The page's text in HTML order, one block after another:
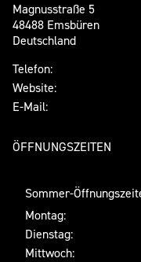
Magnusstraße 5
48488 Emsbüren
Deutschland
Telefon:
Website:
E-Mail:
ÖFFNUNGSZEITEN
Sommer-
Montag:
Dienstag:
Mittwoch: